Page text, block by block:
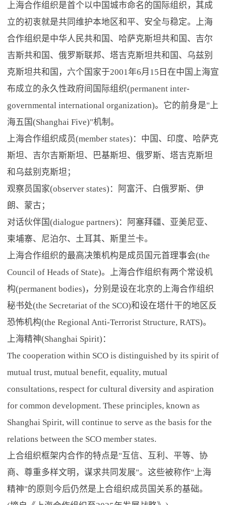
上海合作组织是首个以中国城市命名的国际组织，其成
立的初衷就是共同维护本地区和平、安全与稳定。上海
合作组织是中华人民共和国、哈萨克斯坦共和国、吉尔
吉斯共和国、俄罗斯联邦、塔吉克斯坦共和国、乌兹别
克斯坦共和国，六个国家于2001年6月15日在中国上海宣
布成立的永久性政府间国际组织(permanent inter-
governmental international organization)。它的前身是"上
海五国(Shanghai Five)"机制。
上海合作组织成员(member states)：中国、印度、哈萨克
斯坦、吉尔吉斯斯坦、巴基斯坦、俄罗斯、塔吉克斯坦
和乌兹别克斯坦；
观察员国家(observer states)：阿富汗、白俄罗斯、伊
朗、蒙古；
对话伙伴国(dialogue partners)：阿塞拜疆、亚美尼亚、
柬埔寨、尼泊尔、土耳其、斯里兰卡。
上海合作组织的最高决策机构是成员国元首理事会(the
Council of Heads of State)。上海合作组织有两个常设机
构(permanent bodies)，分别是设在北京的上海合作组织
秘书处(the Secretariat of the SCO)和设在塔什干的地区反
恐怖机构(the Regional Anti-Terrorist Structure, RATS)。
上海精神(Shanghai Spirit)：
The cooperation within SCO is distinguished by its spirit of
mutual trust, mutual benefit, equality, mutual
consultations, respect for cultural diversity and aspiration
for common development. These principles, known as
Shanghai Spirit, will continue to serve as the basis for the
relations between the SCO member states.
上合组织框架内合作的特点是"互信、互利、平等、协
商、尊重多样文明，谋求共同发展"。这些被称作"上海
精神"的原则今后仍然是上合组织成员国关系的基础。